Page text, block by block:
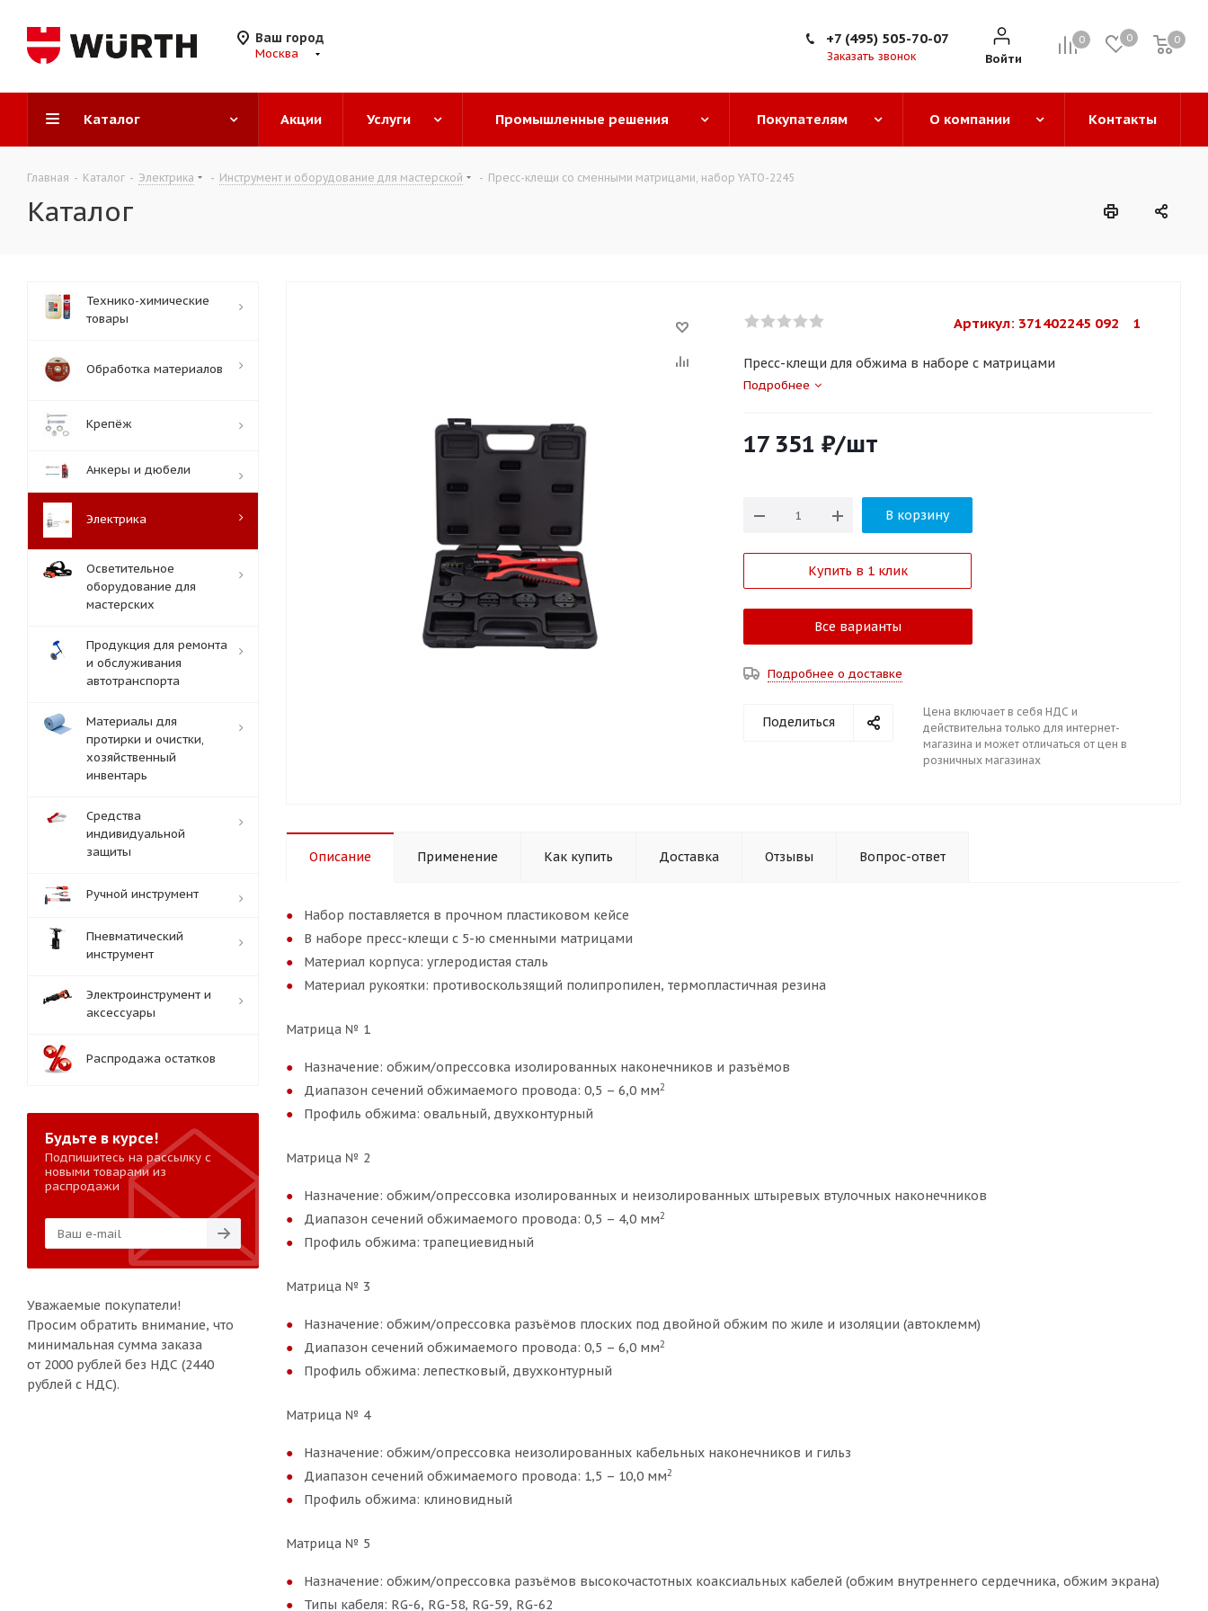
Ваш город
Москва
0 0 0
0
Войти
+7 (495) 505-70-07
Заказать звонок
Каталог Акции Услуги Промышленные решения Покупателям О компании Контакты
Главная - Каталог - Электрика - Инструмент и оборудование для мастерской - Пресс-клещи со сменными матрицами, набор YATO-2245
Каталог
Артикул: 371402245 092    1
Пресс-клещи для обжима в наборе с матрицами
Подробнее
17 351 ₽/шт
В корзину
Купить в 1 клик
Все варианты
Подробнее о доставке
Поделиться
Цена включает в себя НДС и
действительна только для интернет-
магазина и может отличаться от цен в
розничных магазинах
Описание Применение Как купить Доставка Отзывы Вопрос-ответ
Набор поставляется в прочном пластиковом кейсе
В наборе пресс-клещи с 5-ю сменными матрицами
Материал корпуса: углеродистая сталь
Материал рукоятки: противоскользящий полипропилен, термопластичная резина
Матрица № 1
Назначение: обжим/опрессовка изолированных наконечников и разъёмов
Диапазон сечений обжимаемого провода: 0,5 – 6,0 мм2
Профиль обжима: овальный, двухконтурный
Матрица № 2
Назначение: обжим/опрессовка изолированных и неизолированных штыревых втулочных наконечников
Диапазон сечений обжимаемого провода: 0,5 – 4,0 мм2
Профиль обжима: трапециевидный
Матрица № 3
Назначение: обжим/опрессовка разъёмов плоских под двойной обжим по жиле и изоляции (автоклемм)
Диапазон сечений обжимаемого провода: 0,5 – 6,0 мм2
Профиль обжима: лепестковый, двухконтурный
Матрица № 4
Назначение: обжим/опрессовка неизолированных кабельных наконечников и гильз
Диапазон сечений обжимаемого провода: 1,5 – 10,0 мм2
Профиль обжима: клиновидный
Матрица № 5
Назначение: обжим/опрессовка разъёмов высокочастотных коаксиальных кабелей (обжим внутреннего сердечника, обжим экрана)
Типы кабеля: RG-6, RG-58, RG-59, RG-62
Технико-химические
товары
Обработка материалов
Крепёж
Анкеры и дюбели
Электрика
Осветительное
оборудование для
мастерских
Продукция для ремонта
и обслуживания
автотранспорта
Материалы для
протирки и очистки,
хозяйственный
инвентарь
Средства
индивидуальной
защиты
Ручной инструмент
Пневматический
инструмент
Электроинструмент и
аксессуары
Распродажа остатков
Будьте в курсе!
Подпишитесь на рассылку с
новыми товарами из
распродажи
Уважаемые покупатели!
Просим обратить внимание, что
минимальная сумма заказа
от 2000 рублей без НДС (2440
рублей с НДС).